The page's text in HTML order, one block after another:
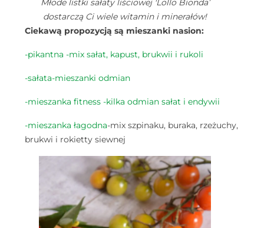
Młode listki sałaty liściowej 'Lollo Bionda’
dostarczą Ci wiele witamin i minerałów!
Ciekawą propozycją są mieszanki nasion:
-pikantna -mix sałat, kapust, brukwii i rukoli
-sałata-mieszanki odmian
-mieszanka fitness -kilka odmian sałat i endywii
-mieszanka łagodna-mix szpinaku, buraka, rzeżuchy,
brukwi i rokietty siewnej